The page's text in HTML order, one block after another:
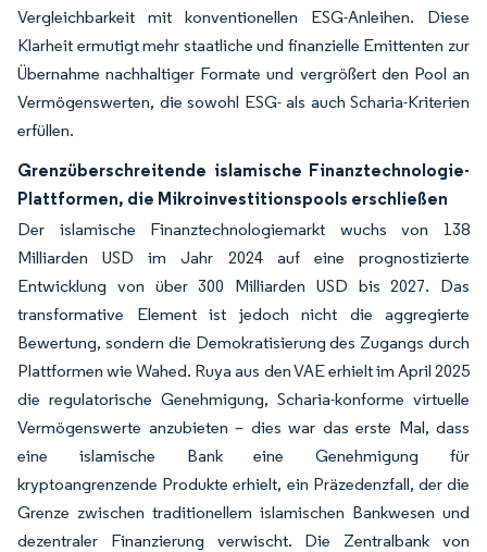
Vergleichbarkeit mit konventionellen ESG-Anleihen. Diese
Klarheit ermutigt mehr staatliche und finanzielle Emittenten zur
Übernahme nachhaltiger Formate und vergrößert den Pool an
Vermögenswerten, die sowohl ESG- als auch Scharia-Kriterien
erfüllen.
Grenzüberschreitende islamische Finanztechnologie-
Plattformen, die Mikroinvestitionspools erschließen
Der islamische Finanztechnologiemarkt wuchs von 138
Milliarden USD im Jahr 2024 auf eine prognostizierte
Entwicklung von über 300 Milliarden USD bis 2027. Das
transformative Element ist jedoch nicht die aggregierte
Bewertung, sondern die Demokratisierung des Zugangs durch
Plattformen wie Wahed. Ruya aus den VAE erhielt im April 2025
die regulatorische Genehmigung, Scharia-konforme virtuelle
Vermögenswerte anzubieten – dies war das erste Mal, dass
eine islamische Bank eine Genehmigung für
kryptoangrenzende Produkte erhielt, ein Präzedenzfall, der die
Grenze zwischen traditionellem islamischen Bankwesen und
dezentraler Finanzierung verwischt. Die Zentralbank von